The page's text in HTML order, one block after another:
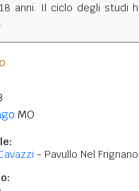
anni. Il ciclo degli studi
MO
- Pavullo Nel Frignano